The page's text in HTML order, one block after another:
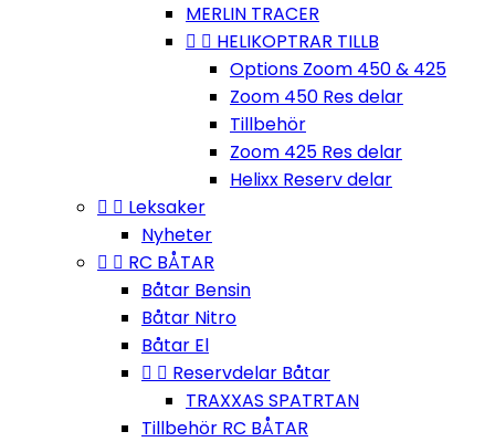
MERLIN TRACER
  HELIKOPTRAR TILLB
Options Zoom 450 & 425
Zoom 450 Res delar
Tillbehör
Zoom 425 Res delar
Helixx Reserv delar
  Leksaker
Nyheter
  RC BÅTAR
Båtar Bensin
Båtar Nitro
Båtar El
  Reservdelar Båtar
TRAXXAS SPATRTAN
Tillbehör RC BÅTAR